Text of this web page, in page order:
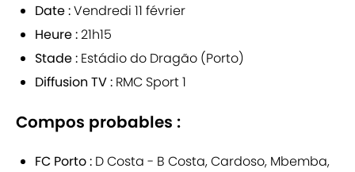
Date :Vendredi 11 février
Heure :21h15
Stade : Estádio do Dragão (Porto)
Diffusion TV : RMC Sport 1
Compos probables :
FC Porto : D Costa - B Costa, Cardoso, Mbemba,